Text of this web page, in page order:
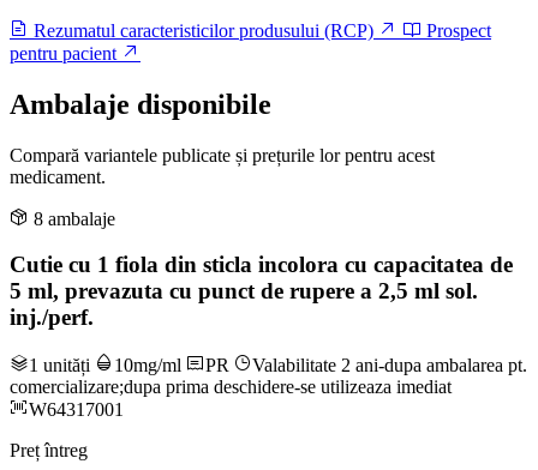
Rezumatul caracteristicilor produsului (RCP)
Prospect
pentru pacient
Ambalaje disponibile
Compară variantele publicate și prețurile lor pentru acest
medicament.
8 ambalaje
Cutie cu 1 fiola din sticla incolora cu capacitatea de
5 ml, prevazuta cu punct de rupere a 2,5 ml sol.
inj./perf.
1 unități 10mg/ml PR
Valabilitate 2 ani-dupa ambalarea pt.
comercializare;dupa prima deschidere-se utilizeaza imediat
W64317001
Preț întreg